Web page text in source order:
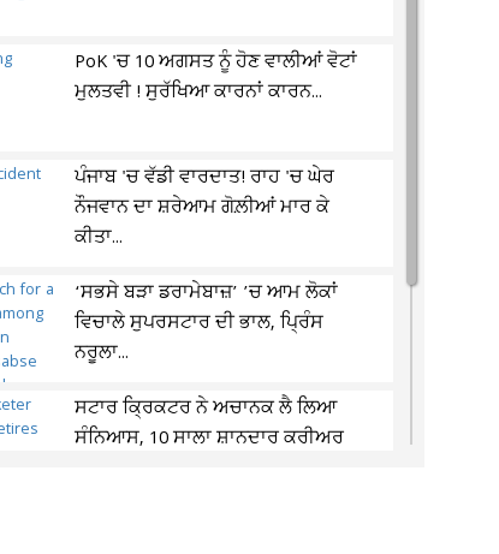
PoK 'ਚ 10 ਅਗਸਤ ਨੂੰ ਹੋਣ ਵਾਲੀਆਂ ਵੋਟਾਂ
ਮੁਲਤਵੀ ! ਸੁਰੱਖਿਆ ਕਾਰਨਾਂ ਕਾਰਨ...
ਪੰਜਾਬ 'ਚ ਵੱਡੀ ਵਾਰਦਾਤ! ਰਾਹ 'ਚ ਘੇਰ
ਨੌਜਵਾਨ ਦਾ ਸ਼ਰੇਆਮ ਗੋਲ਼ੀਆਂ ਮਾਰ ਕੇ
ਕੀਤਾ...
‘ਸਭਸੇ ਬੜਾ ਡਰਾਮੇਬਾਜ਼’ ’ਚ ਆਮ ਲੋਕਾਂ
ਵਿਚਾਲੇ ਸੁਪਰਸਟਾਰ ਦੀ ਭਾਲ, ਪ੍ਰਿੰਸ
ਨਰੂਲਾ...
ਸਟਾਰ ਕ੍ਰਿਕਟਰ ਨੇ ਅਚਾਨਕ ਲੈ ਲਿਆ
ਸੰਨਿਆਸ, 10 ਸਾਲਾ ਸ਼ਾਨਦਾਰ ਕਰੀਅਰ